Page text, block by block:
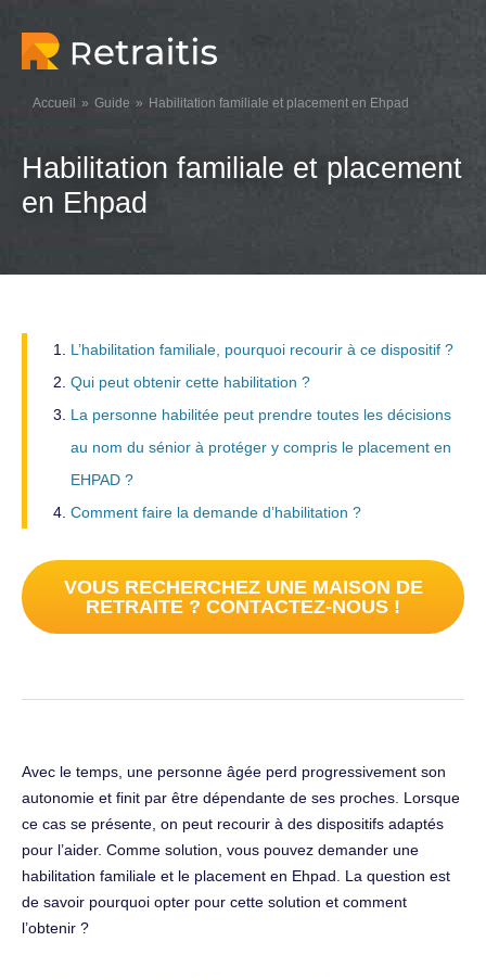
Accueil Guide Habilitation familiale et placement en Ehpad
Habilitation familiale et placement
en Ehpad
L’habilitation familiale, pourquoi recourir à ce dispositif ?
Qui peut obtenir cette habilitation ?
La personne habilitée peut prendre toutes les décisions
au nom du sénior à protéger y compris le placement en
EHPAD ?
Comment faire la demande d’habilitation ?
VOUS RECHERCHEZ UNE MAISON DE
RETRAITE ? CONTACTEZ-NOUS !
Avec le temps, une personne âgée perd progressivement son
autonomie et finit par être dépendante de ses proches. Lorsque
ce cas se présente, on peut recourir à des dispositifs adaptés
pour l’aider. Comme solution, vous pouvez demander une
habilitation familiale et le placement en Ehpad. La question est
de savoir pourquoi opter pour cette solution et comment
l’obtenir ?